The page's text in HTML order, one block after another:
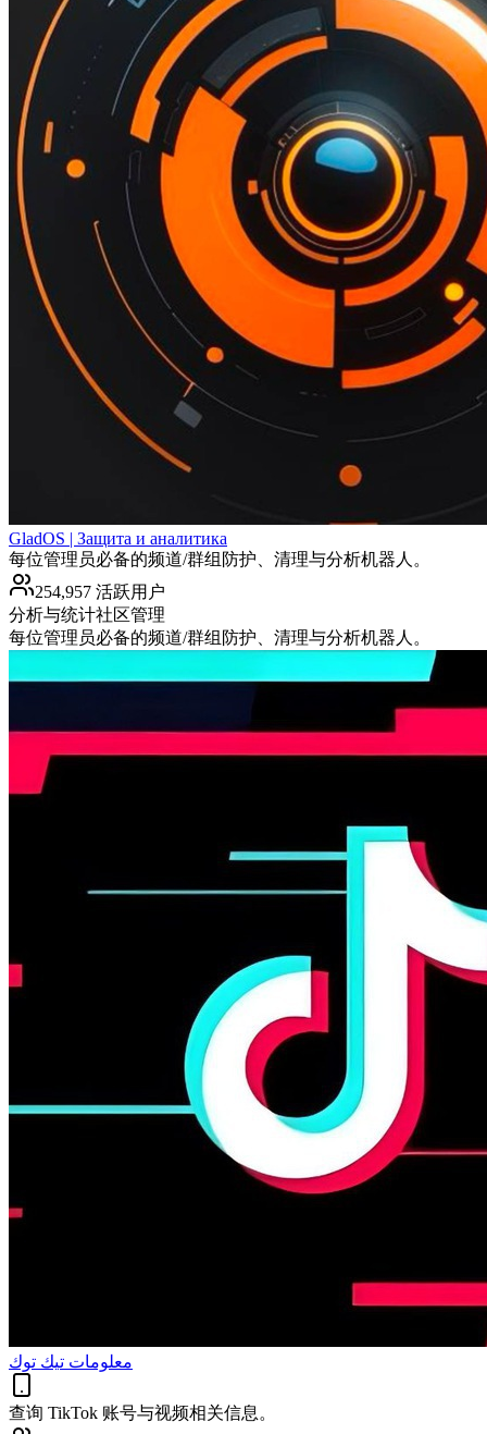
GladOS | Защита и аналитика
每位管理员必备的频道/群组防护、清理与分析机器人。
254,957 活跃用户
分析与统计社区管理
每位管理员必备的频道/群组防护、清理与分析机器人。
معلومات تيك توك
查询 TikTok 账号与视频相关信息。